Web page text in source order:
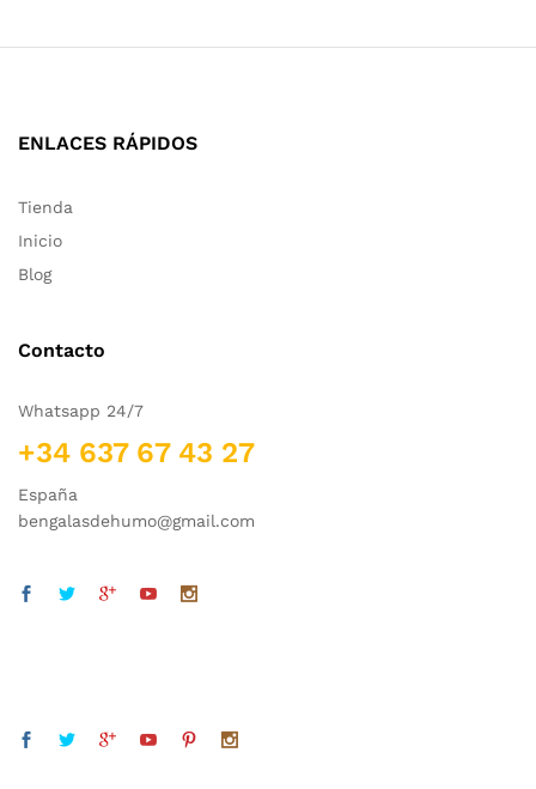
ENLACES RÁPIDOS
Tienda
Inicio
Blog
Contacto
Whatsapp 24/7
+34 637 67 43 27
España
bengalasdehumo@gmail.com